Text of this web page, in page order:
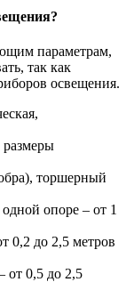
параметрам,
так как
освещения.
торшерный
опоре – от 1
0,2 до 2,5 метров
от 0,5 до 2,5